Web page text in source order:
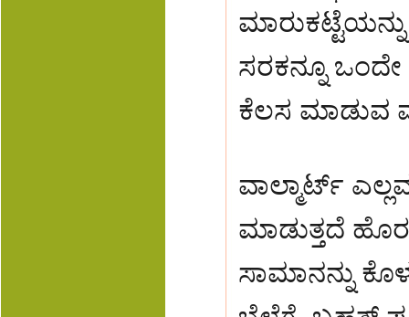
ಸರಕನ್ನೂ
ಕೆಲಸ ಮಾಡುವ
ವಾಲ್ಮಾರ್ಟ್
ಮಾಡುತ್ತದೆ
ಸಾಮಾನನ್ನು